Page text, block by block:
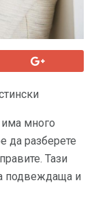
има много
да разберете
Тази
подвеждаща и